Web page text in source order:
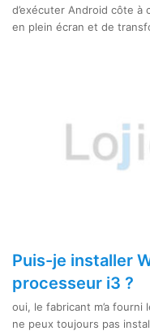
d’exécuter Android côte
en plein écran et de
Puis-je installer
processeur i3 ?
oui, le fabricant m’a
ne peux toujours pas